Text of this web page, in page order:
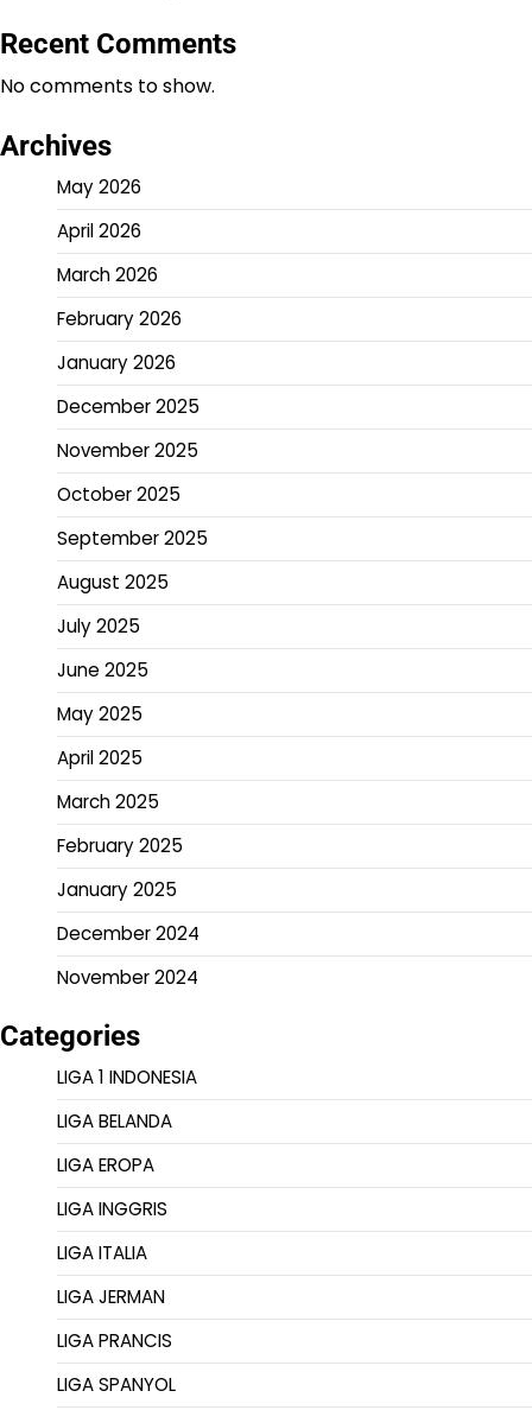
Recent Comments
No comments to show.
Archives
May 2026
April 2026
March 2026
February 2026
January 2026
December 2025
November 2025
October 2025
September 2025
August 2025
July 2025
June 2025
May 2025
April 2025
March 2025
February 2025
January 2025
December 2024
November 2024
Categories
LIGA 1 INDONESIA
LIGA BELANDA
LIGA EROPA
LIGA INGGRIS
LIGA ITALIA
LIGA JERMAN
LIGA PRANCIS
LIGA SPANYOL